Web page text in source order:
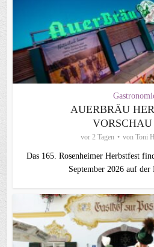
AUERBRÄU
VORSCHAU
vor 2 Tagen von Toni
Das 165. Rosenheimer Herbstfest
September 2026 auf der